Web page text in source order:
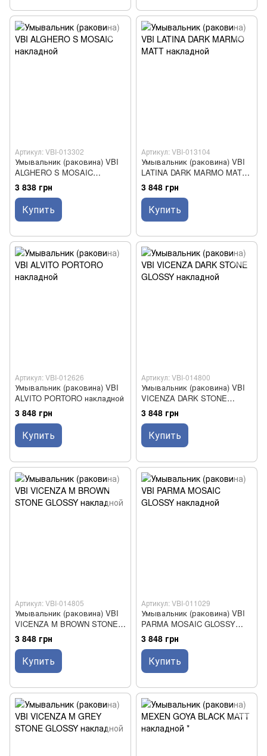
Артикул: VBI-013302
Умывальник (раковина) VBI
ALGHERO S MOSAIC
накладной
3 838 грн
Купить
Артикул: VBI-013104
Умывальник (раковина) VBI
LATINA DARK MARMO MATT
накладной
3 848 грн
Купить
Артикул: VBI-012626
Умывальник (раковина) VBI
ALVITO PORTORO накладной
3 848 грн
Купить
Артикул: VBI-014800
Умывальник (раковина) VBI
VICENZA DARK STONE
GLOSSY накладной
3 848 грн
Купить
Артикул: VBI-014805
Умывальник (раковина) VBI
VICENZA M BROWN STONE
GLOSSY накладной
3 848 грн
Купить
Артикул: VBI-011029
Умывальник (раковина) VBI
PARMA MOSAIC GLOSSY
накладной
3 848 грн
Купить